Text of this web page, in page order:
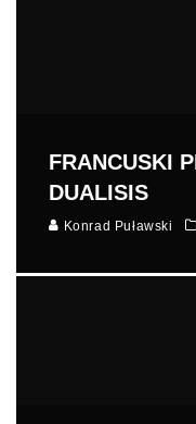
FRANCUSKI
DUALISIS
Konrad Puławski